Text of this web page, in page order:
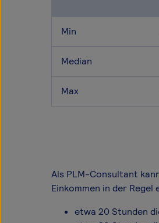
Min
Median
Max
Als PLM-Consultant
Einkommen in der
etwa 20 Stunden